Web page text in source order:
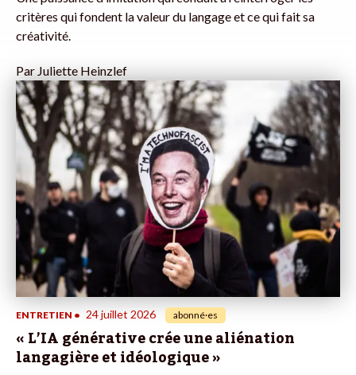
critères qui fondent la valeur du langage et ce qui fait sa
créativité.
ParJuliette Heinzlef
ENTRETIEN • 24 juillet 2026 abonné·es
« L’IA générative crée une aliénation
langagière et idéologique »